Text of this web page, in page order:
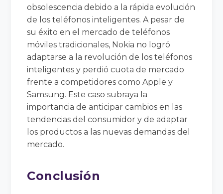
obsolescencia debido a la rápida evolución
de los teléfonos inteligentes. A pesar de
su éxito en el mercado de teléfonos
móviles tradicionales, Nokia no logró
adaptarse a la revolución de los teléfonos
inteligentes y perdió cuota de mercado
frente a competidores como Apple y
Samsung. Este caso subraya la
importancia de anticipar cambios en las
tendencias del consumidor y de adaptar
los productos a las nuevas demandas del
mercado.
Conclusión